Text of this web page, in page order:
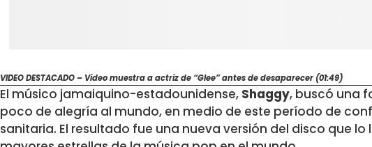
VIDEO DESTACADO – Video muestra a actriz de “Glee” antes de desaparecer (01:49)
El músico jamaiquino-estadounidense, Shaggy, buscó una
poco de alegría al mundo, en medio de este período de
sanitaria. El resultado fue una nueva versión del disco que lo